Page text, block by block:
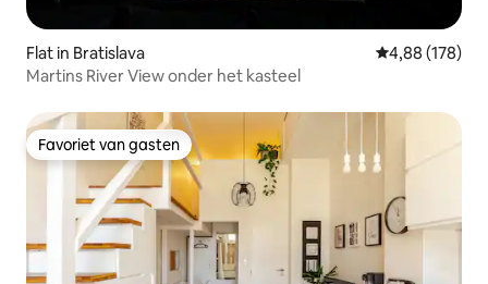
Flat in Bratislava Gemiddelde
4,88 (178)
Martins River View onder het kasteel
Favoriet van gasten
Favoriet van gasten